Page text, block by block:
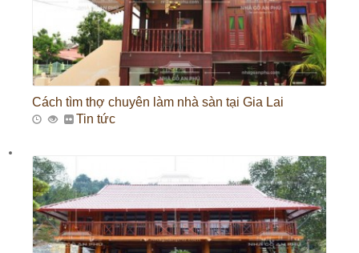
Cách tìm thợ chuyên làm nhà sàn tại Gia Lai
Tin tức